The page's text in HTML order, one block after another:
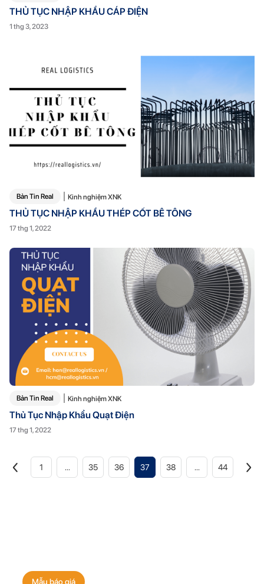
THỦ TỤC NHẬP KHẨU CÁP ĐIỆN
1 thg 3, 2023
Bản Tin Real Kinh nghiệm XNK
THỦ TỤC NHẬP KHẨU THÉP CỐT BÊ TÔNG
17 thg 1, 2022
Bản Tin Real Kinh nghiệm XNK
Thủ Tục Nhập Khẩu Quạt Điện
17 thg 1, 2022
1 ... 35 36 37 38 ... 44
Mẫu báo giá